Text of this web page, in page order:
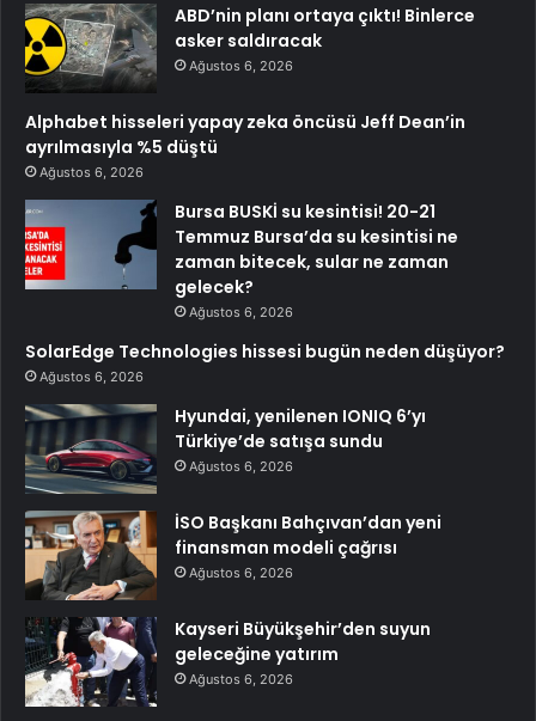
ABD’nin planı ortaya çıktı! Binlerce
asker saldıracak
Ağustos 6, 2026
Alphabet hisseleri yapay zeka öncüsü Jeff Dean’in
ayrılmasıyla %5 düştü
Ağustos 6, 2026
Bursa BUSKİ su kesintisi! 20-21
Temmuz Bursa’da su kesintisi ne
zaman bitecek, sular ne zaman
gelecek?
Ağustos 6, 2026
SolarEdge Technologies hissesi bugün neden düşüyor?
Ağustos 6, 2026
Hyundai, yenilenen IONIQ 6’yı
Türkiye’de satışa sundu
Ağustos 6, 2026
İSO Başkanı Bahçıvan’dan yeni
finansman modeli çağrısı
Ağustos 6, 2026
Kayseri Büyükşehir’den suyun
geleceğine yatırım
Ağustos 6, 2026